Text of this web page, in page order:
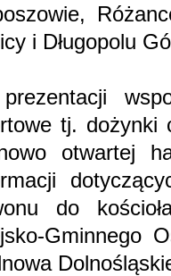
i Długopolu
tj. dożynki
otwartej
do
Gminnego